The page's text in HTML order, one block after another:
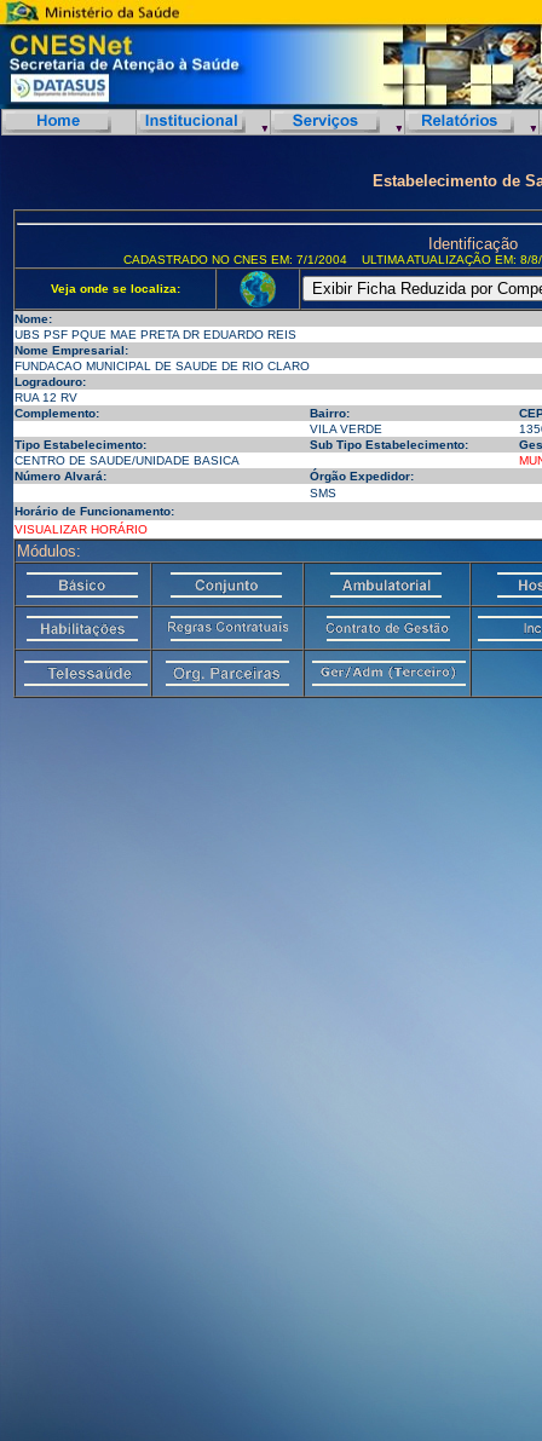
Estabelecimento de
Identificação
CADASTRADO NO CNES EM: 7/1/2004 ULTIMA ATUALIZAÇÃO EM:
Veja onde se localiza:
Nome:
UBS PSF PQUE MAE PRETA DR EDUARDO REIS
Nome Empresarial:
FUNDACAO MUNICIPAL DE SAUDE DE RIO CLARO
Logradouro:
RUA 12 RV
Complemento:
Bairro:
VILA VERDE
Tipo Estabelecimento:
Sub Tipo Estabelecimento:
CENTRO DE SAUDE/UNIDADE BASICA
Número Alvará:
Órgão Expedidor:
SMS
Horário de Funcionamento:
VISUALIZAR HORÁRIO
Módulos: